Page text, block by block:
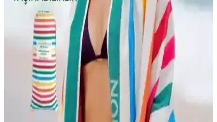
İki yüksek kaliteli pamuklu plaj havlusu arasındaki farklar,
özellikleri ve kullanıcı yorumlarıyla en uygun seçimi yapmanıza
yardımcı oluyor.
Peştamal ve Havlu Seçiminde Dikkat Edilmesi
Gerekenler: Özellikler ve Kullanım Alanları
İki farklı peştamal ve havlu ürününü detaylı karşılaştırıyoruz.
Kullanım alanları, malzeme özellikleri ve kullanıcı yorumlarıyla en
uygun seçimi yapmanıza yardımcı oluyoruz.
Çevre Dostu Plaj Havluları Karşılaştırması: Green
Petition Delmor Fit ve Maris Ruby